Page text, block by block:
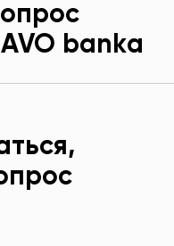
bankа